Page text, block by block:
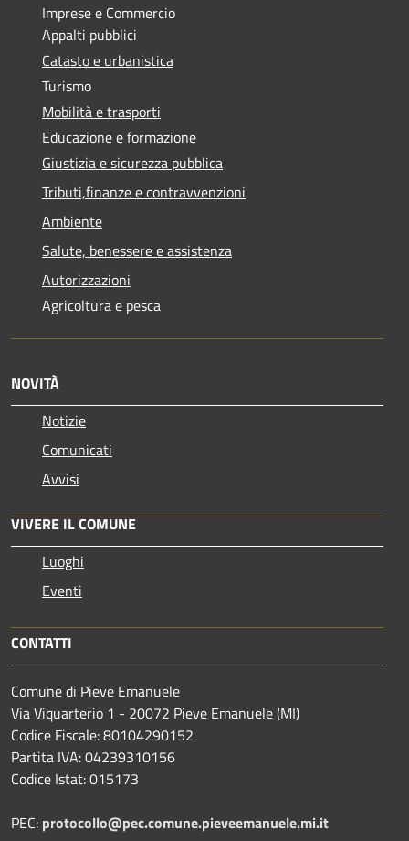
Imprese e Commercio
Appalti pubblici
Catasto e urbanistica
Turismo
Mobilità e trasporti
Educazione e formazione
Giustizia e sicurezza pubblica
Tributi,finanze e contravvenzioni
Ambiente
Salute, benessere e assistenza
Autorizzazioni
Agricoltura e pesca
NOVITÀ
Notizie
Comunicati
Avvisi
VIVERE IL COMUNE
Luoghi
Eventi
CONTATTI
Comune di Pieve Emanuele
Via Viquarterio 1 - 20072 Pieve Emanuele (MI)
Codice Fiscale: 80104290152
Partita IVA: 04239310156
Codice Istat: 015173
PEC: protocollo@pec.comune.pieveemanuele.mi.it